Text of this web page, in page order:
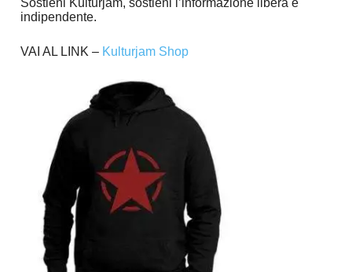
Sostieni Kulturjam, sostieni l’informazione libera e
indipendente.
VAI AL LINK – Kulturjam Shop